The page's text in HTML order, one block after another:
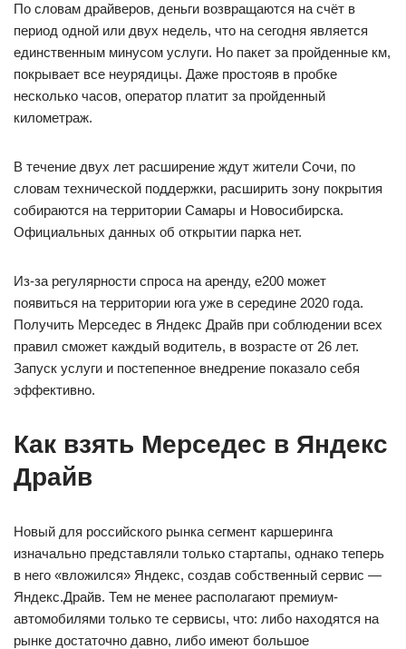
По словам драйверов, деньги возвращаются на счёт в
период одной или двух недель, что на сегодня является
единственным минусом услуги. Но пакет за пройденные км,
покрывает все неурядицы. Даже простояв в пробке
несколько часов, оператор платит за пройденный
километраж.
В течение двух лет расширение ждут жители Сочи, по
словам технической поддержки, расширить зону покрытия
собираются на территории Самары и Новосибирска.
Официальных данных об открытии парка нет.
Из-за регулярности спроса на аренду, е200 может
появиться на территории юга уже в середине 2020 года.
Получить Мерседес в Яндекс Драйв при соблюдении всех
правил сможет каждый водитель, в возрасте от 26 лет.
Запуск услуги и постепенное внедрение показало себя
эффективно.
Как взять Мерседес в Яндекс
Драйв
Новый для российского рынка сегмент каршеринга
изначально представляли только стартапы, однако теперь
в него «вложился» Яндекс, создав собственный сервис —
Яндекс.Драйв. Тем не менее располагают премиум-
автомобилями только те сервисы, что: либо находятся на
рынке достаточно давно, либо имеют большое